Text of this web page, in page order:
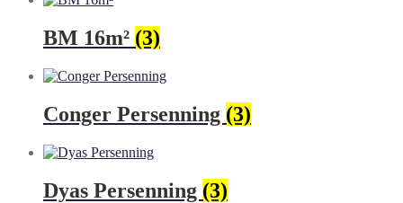
BM 16m² (3)
Conger Persenning (3)
Dyas Persenning (3)